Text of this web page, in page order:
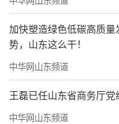
加快塑造绿色低碳高质
势，山东这么干！
中华网山东频道
王磊已任山东省商务厅党
中华网山东频道